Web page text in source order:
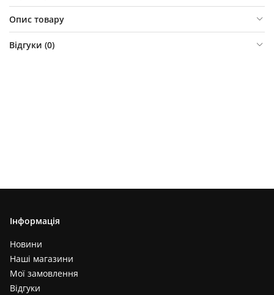
Опис товару
Відгуки (0)
Інформація
Новини
Наші магазини
Мої замовлення
Відгуки